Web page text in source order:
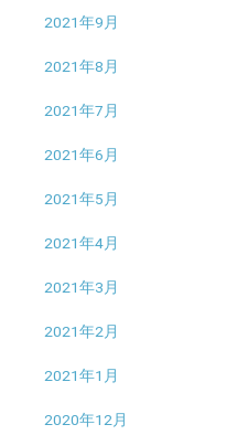
2021年9月
2021年8月
2021年7月
2021年6月
2021年5月
2021年4月
2021年3月
2021年2月
2021年1月
2020年12月